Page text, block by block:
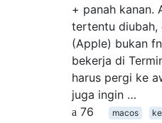
+ panah kanan.
tertentu diubah,
(Apple) bukan
bekerja di
harus pergi ke
juga ingin …
76
macos